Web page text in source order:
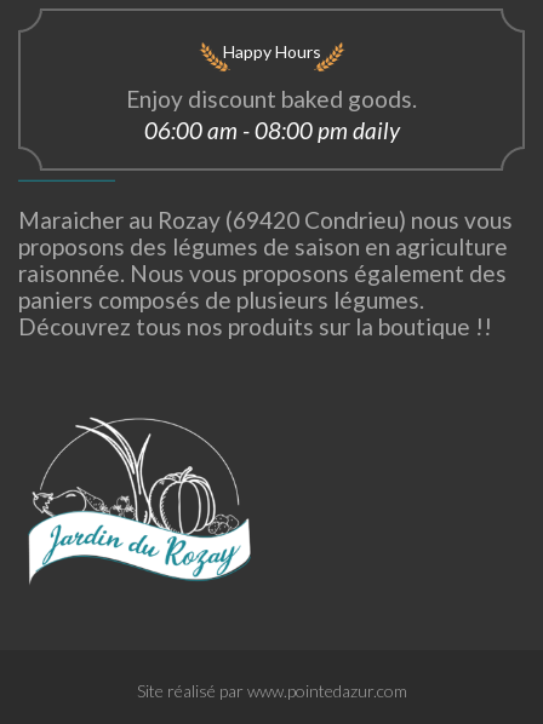
Happy Hours
Enjoy discount baked goods.
06:00 am - 08:00 pm daily
Maraicher au Rozay (69420 Condrieu) nous vous
proposons des légumes de saison en agriculture
raisonnée. Nous vous proposons également des
paniers composés de plusieurs légumes.
Découvrez tous nos produits sur la boutique !!
Site réalisé par www.pointedazur.com